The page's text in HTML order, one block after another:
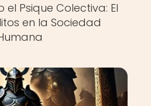
Psique Colectiva: El
en la Sociedad